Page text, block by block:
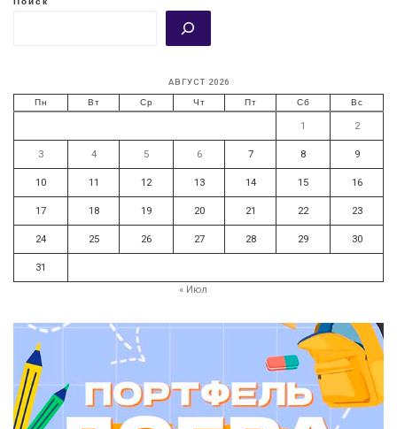
АВГУСТ 2026
Пн Вт Ср Чт Пт Сб Вс
1 2
3 4 5 6 7 8 9
10 11 12 13 14 15 16
17 18 19 20 21 22 23
24 25 26 27 28 29 30
31
« Июл